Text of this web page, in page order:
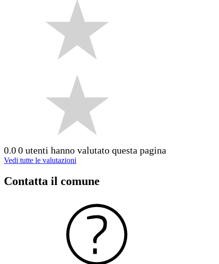
0.00 utenti hanno valutato questa pagina
Vedi tutte le valutazioni
Contatta il comune